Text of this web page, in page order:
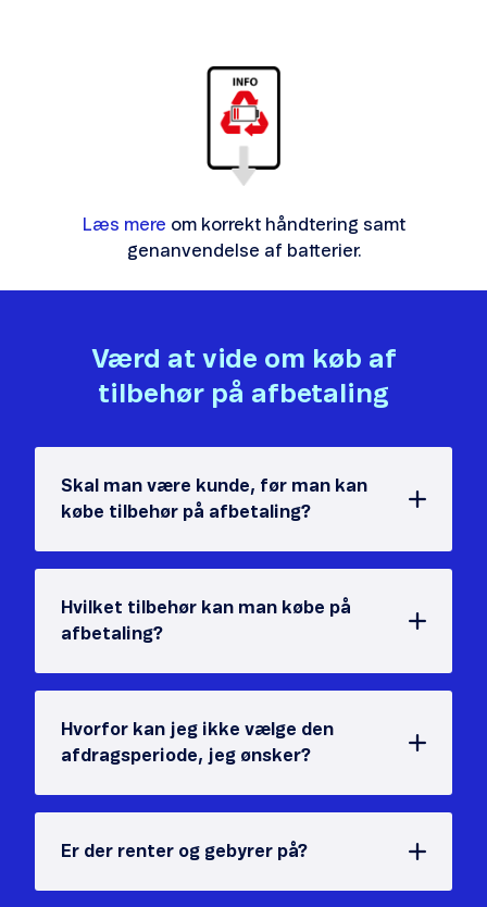
Læs mere om korrekt håndtering samt
genanvendelse af batterier.
Værd at vide om køb af
tilbehør på afbetaling
Skal man være kunde, før man kan
købe tilbehør på afbetaling?
Hvilket tilbehør kan man købe på
afbetaling?
Hvorfor kan jeg ikke vælge den
afdragsperiode, jeg ønsker?
Er der renter og gebyrer på?